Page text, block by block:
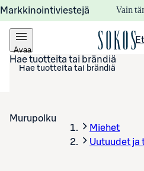
Markkinointiviestejä Vain
Avaa
valikko
Hae tuotteita tai brändiä
Murupolku
Miehet
Uutuudet ja